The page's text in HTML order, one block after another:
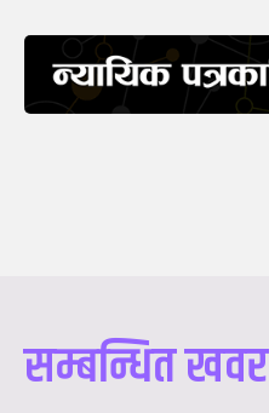
सम्बन्धित खवर